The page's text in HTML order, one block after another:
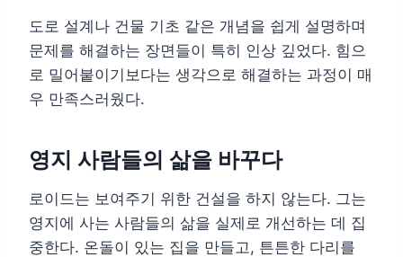
도로 설계나 건물 기초 같은 개념을 쉽게 설명하며
문제를 해결하는 장면들이 특히 인상 깊었다. 힘으
로 밀어붙이기보다는 생각으로 해결하는 과정이 매
우 만족스러웠다.
영지 사람들의 삶을 바꾸다
로이드는 보여주기 위한 건설을 하지 않는다. 그는
영지에 사는 사람들의 삶을 실제로 개선하는 데 집
중한다. 온돌이 있는 집을 만들고, 튼튼한 다리를